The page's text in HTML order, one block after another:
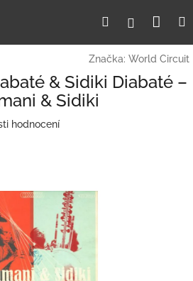
HledatPřihlášení
Značka: World Circuit
& Sidiki Diabaté –
& Sidiki
hodnocení